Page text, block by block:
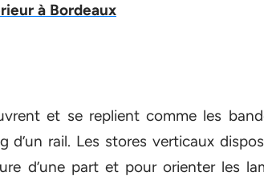
à Bordeaux
et se replient comme les
d’un rail. Les stores verticaux
d’une part et pour orienter les